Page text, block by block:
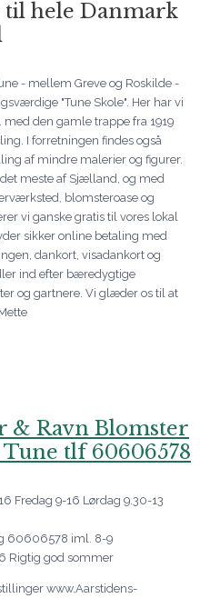
hele Danmark
- mellem Greve og Roskilde -
"Tune Skole". Her har vi
den gamle trappe fra 1919
I forretningen findes også
af mindre malerier og figurer.
meste af Sjælland, og med
blomsteroase og
vi ganske gratis til vores lokal
sikker online betaling med
dankort, visadankort og
ind efter bæredygtige
og gartnere. Vi glæder os til at
& Ravn Blomster
tlf 60606578
Fredag 9-16 Lørdag 9.30-13
60606578 iml. 8-9
Rigtig god sommer
www.Aarstidens-